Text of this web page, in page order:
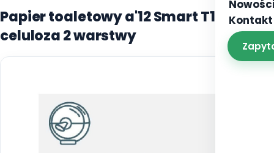
Kontakt
Papier toaletowy a'12 Smart T100
celuloza 2 warstwy